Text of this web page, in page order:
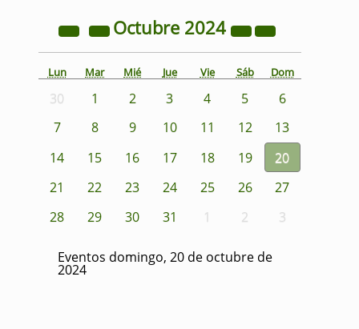
Octubre 2024
Lun Mar Mié Jue Vie Sáb Dom
30 1 2 3 4 5
6
7
8 9 10 11 12
13
14
15 16 17 18 19
20
21
22 23 24 25 26
27
28
29 30 31 1 2 3
Eventos domingo, 20 de octubre de
2024